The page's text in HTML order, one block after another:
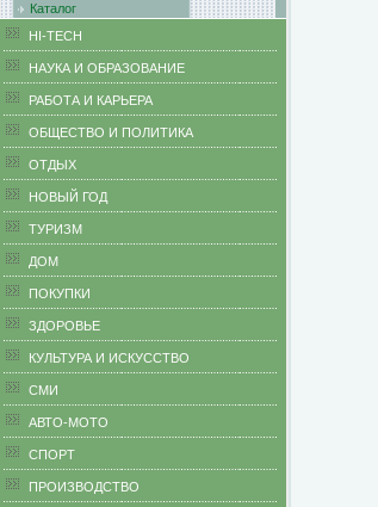
Каталог
HI-TECH
НАУКА И ОБРАЗОВАНИЕ
РАБОТА И КАРЬЕРА
ОБЩЕСТВО И ПОЛИТИКА
ОТДЫХ
НОВЫЙ ГОД
ТУРИЗМ
ДОМ
ПОКУПКИ
ЗДОРОВЬЕ
КУЛЬТУРА И ИСКУССТВО
СМИ
АВТО-МОТО
СПОРТ
ПРОИЗВОДСТВО